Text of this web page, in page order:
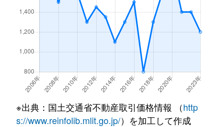
※出典：国土交通省不動産取引価格情報 （http
s://www.reinfolib.mlit.go.jp/）を加工して作成